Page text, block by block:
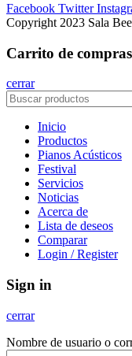
Facebook Twitter
Copyright 2023 Sala
Carrito de compras
cerrar
Inicio
Productos
Pianos Acústicos
Festival
Servicios
Noticias
Acerca de
Lista de deseos
Comparar
Login / Register
Sign in
cerrar
Nombre de usuario o